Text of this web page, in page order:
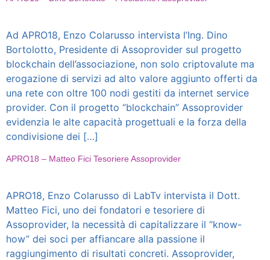
Ad APRO18, Enzo Colarusso intervista l’Ing. Dino
Bortolotto, Presidente di Assoprovider sul progetto
blockchain dell’associazione, non solo criptovalute ma
erogazione di servizi ad alto valore aggiunto offerti da
una rete con oltre 100 nodi gestiti da internet service
provider. Con il progetto “blockchain” Assoprovider
evidenzia le alte capacità progettuali e la forza della
condivisione dei […]
APRO18 – Matteo Fici Tesoriere Assoprovider
APRO18, Enzo Colarusso di LabTv intervista il Dott.
Matteo Fici, uno dei fondatori e tesoriere di
Assoprovider, la necessità di capitalizzare il “know-
how” dei soci per affiancare alla passione il
raggiungimento di risultati concreti. Assoprovider,